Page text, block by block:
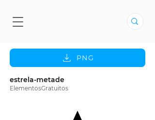
PNG
estrela-metade
ElementosGratuitos